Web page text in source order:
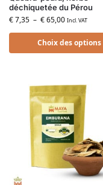
déchiquetée du Pérou
€7,35 – €65,00 Incl. VAT
Choix des options